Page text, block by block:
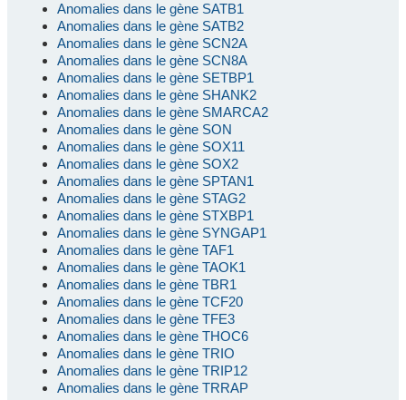
Anomalies dans le gène SATB1
Anomalies dans le gène SATB2
Anomalies dans le gène SCN2A
Anomalies dans le gène SCN8A
Anomalies dans le gène SETBP1
Anomalies dans le gène SHANK2
Anomalies dans le gène SMARCA2
Anomalies dans le gène SON
Anomalies dans le gène SOX11
Anomalies dans le gène SOX2
Anomalies dans le gène SPTAN1
Anomalies dans le gène STAG2
Anomalies dans le gène STXBP1
Anomalies dans le gène SYNGAP1
Anomalies dans le gène TAF1
Anomalies dans le gène TAOK1
Anomalies dans le gène TBR1
Anomalies dans le gène TCF20
Anomalies dans le gène TFE3
Anomalies dans le gène THOC6
Anomalies dans le gène TRIO
Anomalies dans le gène TRIP12
Anomalies dans le gène TRRAP